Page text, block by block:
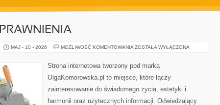
MAJ - 10 - 2026 MOŻLIWOŚĆ KOMENTOWANIA PRAWO
ZOSTAŁA WYŁĄCZONA
Strona internetowa tworzony pod marką
OlgaKomorowska.pl to miejsce, które łączy
zainteresowanie do świadomego życia, estetyki i
harmonii oraz użytecznych informacji. Odwiedzający